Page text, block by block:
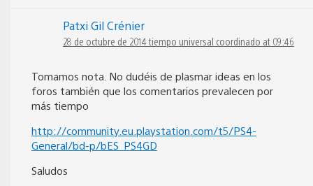
Patxi Gil Crénier
28 de octubre de 2014 tiempo universal coordinado at 09:46
Tomamos nota. No dudéis de plasmar ideas en los
foros también que los comentarios prevalecen por
más tiempo
http://community.eu.playstation.com/t5/PS4-
General/bd-p/bES_PS4GD
Saludos